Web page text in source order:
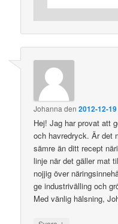
Johanna den2012-12-
Hej! Jag har provat att
och havredryck. Är det
sämre än ditt recept
linje när det gäller mat
nojjig över
ge industrivälling och
Med vänlig hälsning,